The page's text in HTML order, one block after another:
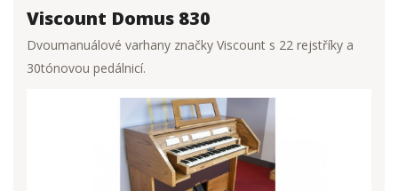
Viscount Domus 830
Dvoumanuálové varhany značky Viscount s 22 rejstříky a
30tónovou pedálnicí.